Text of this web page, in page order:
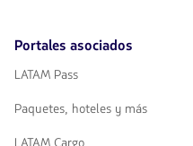
Portales asociados
LATAM Pass
Paquetes, hoteles y más
LATAM Cargo